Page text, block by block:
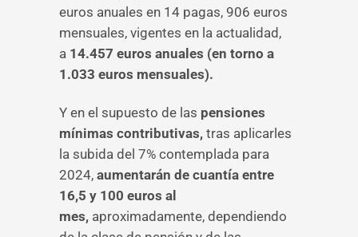
euros anuales en 14 pagas, 906 euros
mensuales, vigentes en la actualidad,
a 14.457 euros anuales (en torno a
1.033 euros mensuales).
Y en el supuesto de las pensiones
mínimas contributivas, tras aplicarles
la subida del 7% contemplada para
2024, aumentarán de cuantía entre
16,5 y 100 euros al
mes, aproximadamente, dependiendo